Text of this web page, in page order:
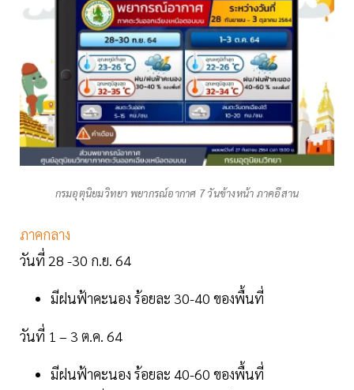
กรมอุตุนิยมวิทยา พยากรณ์อากาศ 7 วันข้างหน้า ภาคอีสาน
ภาคกลาง
วันที่ 28 -30 ก.ย. 64
มีฝนฟ้าคะนอง ร้อยละ 30-40 ของพื้นที่
วันที่ 1 – 3 ต.ค. 64
มีฝนฟ้าคะนอง ร้อยละ 40-60 ของพื้นที่